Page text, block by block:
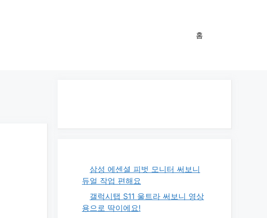
홈
삼성 에센셜 피벗 모니터 써보니
듀얼 작업 편해요
갤럭시탭 S11 울트라 써보니 영상
용으로 딱이에요!